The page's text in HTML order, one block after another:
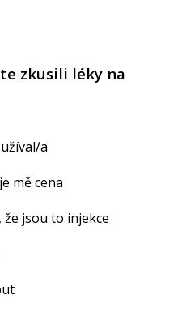
zkusili léky na
a
mě cena
že jsou to injekce